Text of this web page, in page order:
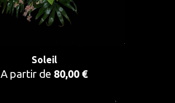
Soleil
A partir de 80,00 €